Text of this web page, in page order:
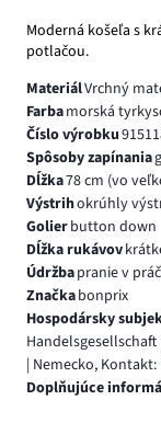
Moderná košeľa s
potlačou.
MateriálVrchný
Farbamorská
Číslo výrobku
Spôsoby zapínania
Dĺžka78 cm (vo
Výstrihokrúhly
Golierbutton down
Dĺžka rukávov
Údržbapranie v
Značkabonprix
Hospodársky
| Nemecko,
Doplňujúce